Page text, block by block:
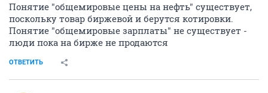
Понятие "общемировые цены на нефть" существует,
поскольку товар биржевой и берутся котировки.
Понятие "общемировые зарплаты" не существует -
люди пока на бирже не продаются
ОТВЕТИТЬ